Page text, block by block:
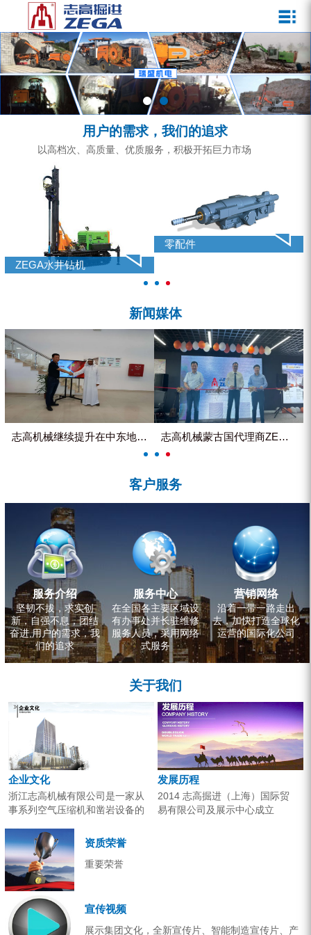
企业文化
发展历程
资质荣誉
宣传视频
公司新闻
行业动态
ZEGA一体式潜孔钻机
ZEGA地下掘进台车
ZEGA小型一体式露天钻机
ZEGA全液压顶锤钻机
零配件
锚固钻机系列
FY水井钻车系列
水井专用螺杆空压机
雾炮机
洗轮机
服务介绍
服务中心
营销网络
用户的需求，我们的追求
以高档次、高质量、优质服务，积极开拓巨力市场
ZEGA水井钻机
零配件
新闻媒体
志高机械继续提升在中东地区的市... 志高机械蒙古国代理商ZEGA客...
客户服务
服务介绍
坚韧不拔，求实创
新，自强不息，团结
奋进,用户的需求，我
们的追求
服务中心
在全国各主要区域设
有办事处并长驻维修
服务人员，采用网络
式服务
营销网络
沿着一带一路走出
去，加快打造全球化
运营的国际化公司
关于我们
企业文化
浙江志高机械有限公司是一家从
事系列空气压缩机和凿岩设备的
的专业机构。产品广泛应用于工
业气源、各类矿山开采和工程项
目建设。企业以技术开发为核
心，...
发展历程
2014 志高掘进（上海）国际贸
易有限公司及展示中心成立
资质荣誉
重要荣誉
宣传视频
展示集团文化，全新宣传片、智能制造宣传片、产